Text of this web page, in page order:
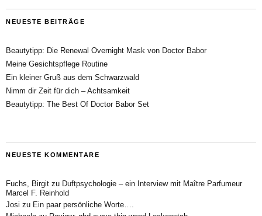
NEUESTE BEITRÄGE
Beautytipp: Die Renewal Overnight Mask von Doctor Babor
Meine Gesichtspflege Routine
Ein kleiner Gruß aus dem Schwarzwald
Nimm dir Zeit für dich – Achtsamkeit
Beautytipp: The Best Of Doctor Babor Set
NEUESTE KOMMENTARE
Fuchs, Birgit zu Duftpsychologie – ein Interview mit Maître Parfumeur
Marcel F. Reinhold
Josi zu Ein paar persönliche Worte….